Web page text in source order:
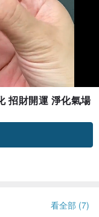
招財開運 淨化氣場
看全部 (7)